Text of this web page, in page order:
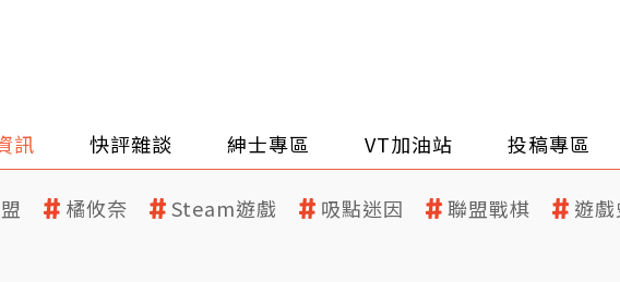
訊 快評雜談 紳士專區 VT加油站 投稿專區
橘攸奈 Steam遊戲 吸點迷因 聯盟戰棋 遊